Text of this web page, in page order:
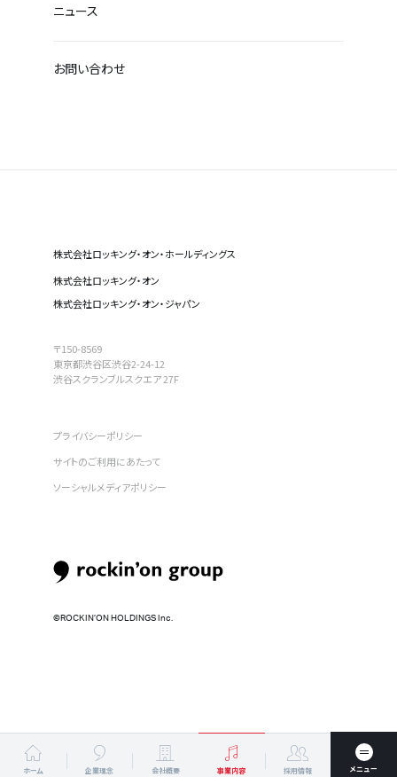
ホーム 企業理念 会社概要 事業内容 採用情報
株式会社ロッキング・オン・ホールディングス
株式会社ロッキング・オン
株式会社ロッキング・オン・ジャパン
〒150-8569
東京都渋谷区渋谷2-24-12
渋谷スクランブルスクエア 27F
ニュース
お問い合わせ
プライバシーポリシー
サイトのご利用にあたって
ソーシャルメディアポリシー
©︎ROCKIN’ON HOLDINGS Inc.